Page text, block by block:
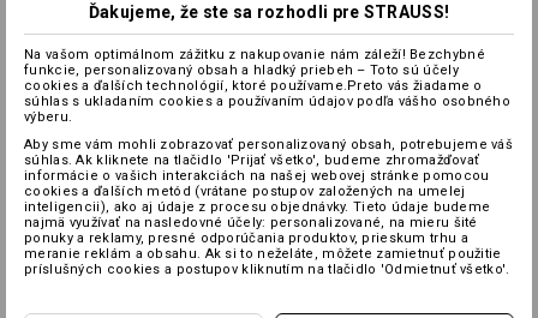
Material:
Vrchný materiál 65% Polyester / 35% Bavlna
Návod na starostlivosť o výrobok:
Informácie o výrobcovi:Bernhard Leiber KG | Kreuzkamp 4 |
Ďakujeme, že ste sa rozhodli pre STRAUSS!
Na vašom optimálnom zážitku z nakupovanie nám záleží! Bezchybné
funkcie, personalizovaný obsah a hladký priebeh – Toto sú účely
cookies a ďalších technológií, ktoré používame.Preto vás žiadame o
súhlas s ukladaním cookies a používaním údajov podľa vášho osobného
výberu.
Aby sme vám mohli zobrazovať personalizovaný obsah, potrebujeme váš
súhlas. Ak kliknete na tlačidlo 'Prijať všetko', budeme zhromažďovať
informácie o vašich interakciách na našej webovej stránke pomocou
cookies a ďalších metód (vrátane postupov založených na umelej
inteligencii), ako aj údaje z procesu objednávky. Tieto údaje budeme
najmä využívať na nasledovné účely: personalizované, na mieru šité
ponuky a reklamy, presné odporúčania produktov, prieskum trhu a
meranie reklám a obsahu. Ak si to neželáte, môžete zamietnuť použitie
príslušných cookies a postupov kliknutím na tlačidlo 'Odmietnuť všetko'.